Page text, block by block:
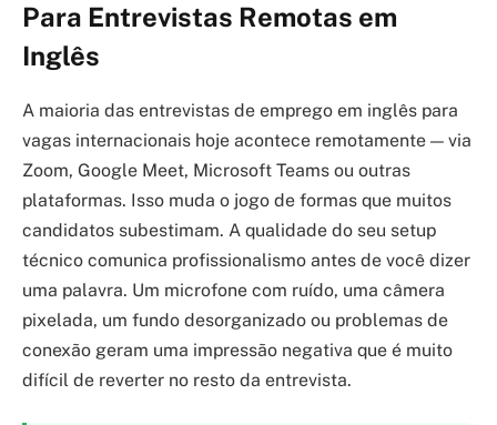
Para Entrevistas Remotas em
Inglês
A maioria das entrevistas de emprego em inglês para
vagas internacionais hoje acontece remotamente — via
Zoom, Google Meet, Microsoft Teams ou outras
plataformas. Isso muda o jogo de formas que muitos
candidatos subestimam. A qualidade do seu setup
técnico comunica profissionalismo antes de você dizer
uma palavra. Um microfone com ruído, uma câmera
pixelada, um fundo desorganizado ou problemas de
conexão geram uma impressão negativa que é muito
difícil de reverter no resto da entrevista.